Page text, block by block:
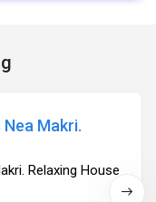
Makri.
Relaxing House